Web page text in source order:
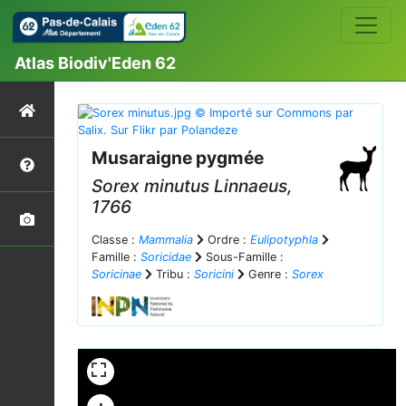
Atlas Biodiv'Eden 62
Musaraigne pygmée
Sorex minutus Linnaeus,
1766
Classe : Mammalia Ordre : Eulipotyphla
Famille : Soricidae
Sous-Famille :
Soricinae
Tribu : Soricini Genre : Sorex